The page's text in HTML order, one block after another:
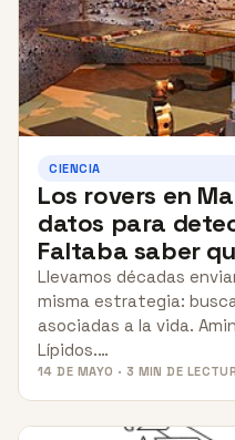
CIENCIA
Los rovers en
datos para
Faltaba saber
Llevamos décadas
misma estrategia:
asociadas a la vida.
Lípidos.…
14 DE MAYO · 3 MIN DE